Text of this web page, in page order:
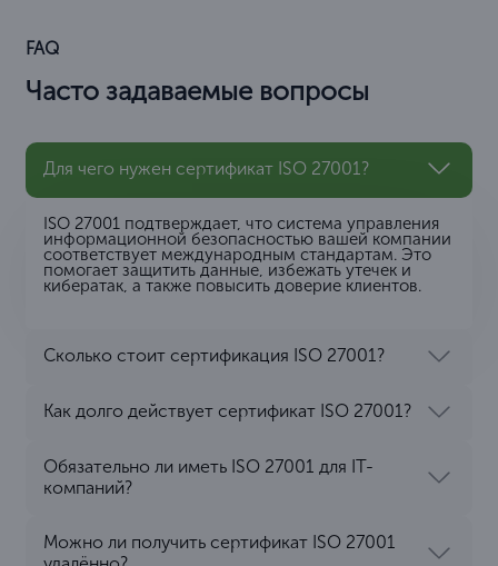
FAQ
Часто задаваемые вопросы
Для чего нужен сертификат ISO 27001?
ISO 27001 подтверждает, что система управления
информационной безопасностью вашей компании
соответствует международным стандартам. Это
помогает защитить данные, избежать утечек и
кибератак, а также повысить доверие клиентов.
Сколько стоит сертификация ISO 27001?
Как долго действует сертификат ISO 27001?
Обязательно ли иметь ISO 27001 для IT-
компаний?
Можно ли получить сертификат ISO 27001